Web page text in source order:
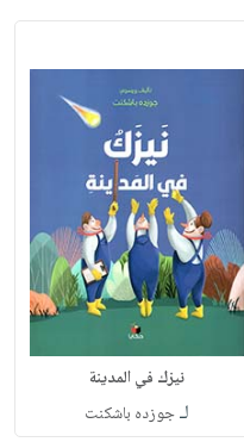
نيزك في المدينة
لـجوزده باشكنت